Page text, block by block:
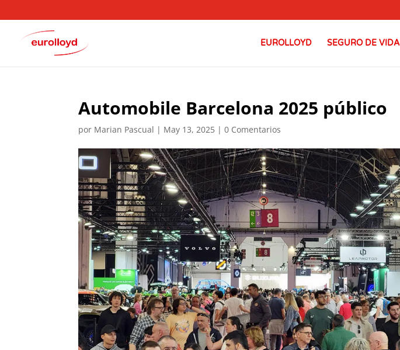
EUROLLOYD SEGURO DE VIDA
Automobile Barcelona 2025 público
por Marian Pascual | May 13, 2025 |0 Comentarios